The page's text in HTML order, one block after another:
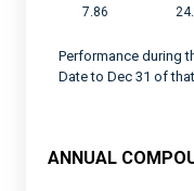
7.86
Performance during
Date to Dec 31 of
ANNUAL